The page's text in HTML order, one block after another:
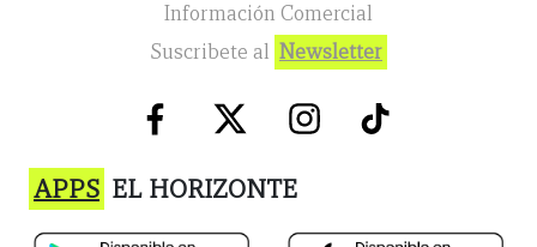
Información Comercial
Suscribete al Newsletter
APPS EL HORIZONTE